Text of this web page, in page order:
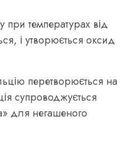
при температурах від
і утворюється оксид
перетворюється на
супроводжується
для негашеного